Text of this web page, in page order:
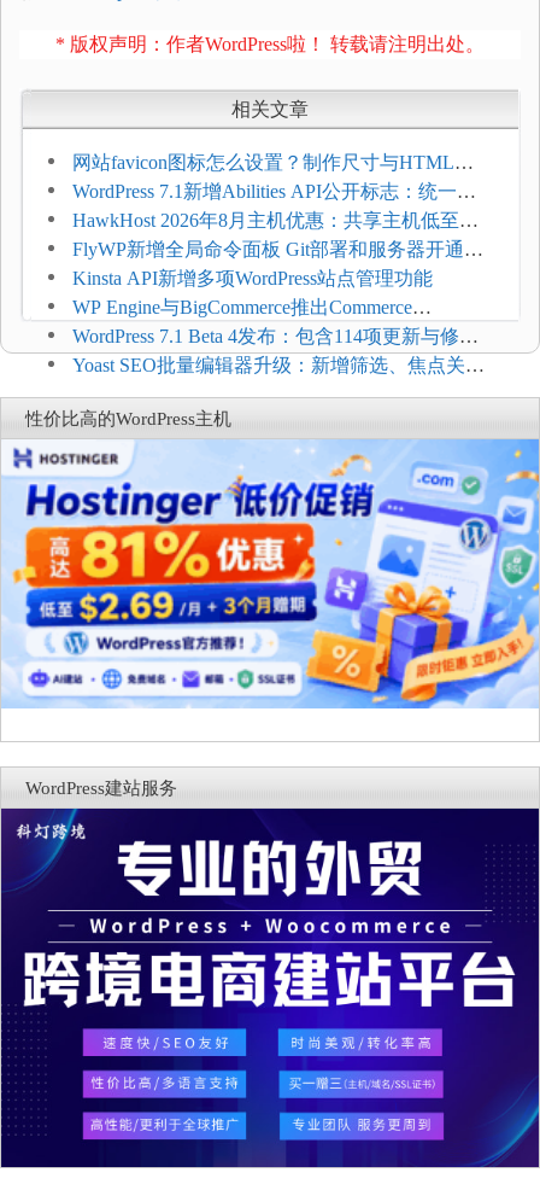
* 版权声明：作者WordPress啦！ 转载请注明出处。
相关文章
网站favicon图标怎么设置？制作尺寸与HTML添
加方法
WordPress 7.1新增Abilities API公开标志：统一支
持REST API、MCP与AI代理
HawkHost 2026年8月主机优惠：共享主机低至
$2.61/月，高性能主机同步折扣
FlyWP新增全局命令面板 Git部署和服务器开通更
方便
Kinsta API新增多项WordPress站点管理功能
WP Engine与BigCommerce推出Commerce
Connect：WordPress商店可保留前台体验并扩展电
商能力
WordPress 7.1 Beta 4发布：包含114项更新与修
复，仅建议在测试环境体验
Yoast SEO批量编辑器升级：新增筛选、焦点关键
词与AI元数据草稿
性价比高的WordPress主机
WordPress建站服务